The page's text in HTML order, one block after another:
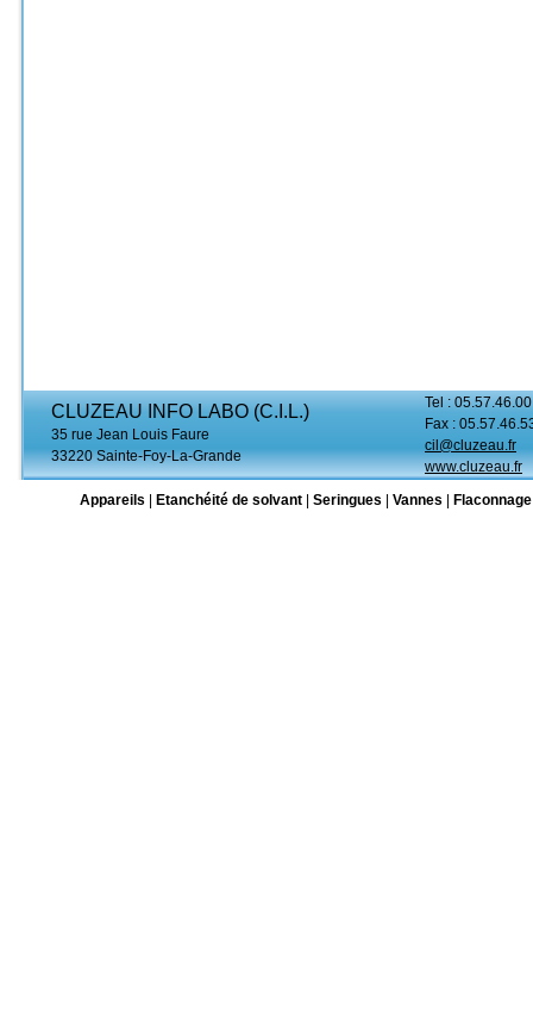
CLUZEAU INFO LABO (C.I.L.)
35 rue Jean Louis Faure
33220 Sainte-Foy-La-Grande
Tel :
Fax :
cil@cluzeau.fr
www.cluzeau.fr
Appareils
Etanchéité de solvant Seringues Vannes Flaconnage